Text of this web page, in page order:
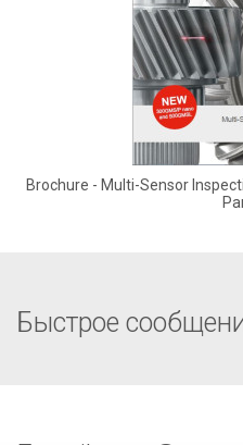
Brochure - Multi-Sensor
Быстрое